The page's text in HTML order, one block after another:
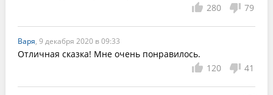
280
79
Варя, 9 декабря 2020 в 09:33
Отличная сказка! Мне очень понравилось.
120
41